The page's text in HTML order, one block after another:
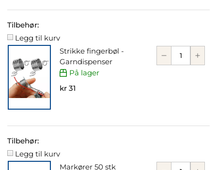
Tilbehør:
Legg til kurv
Strikke fingerbøl -
Garndispenser
På lager
kr 31
Tilbehør:
Legg til kurv
Markører 50 stk